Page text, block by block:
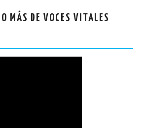
MÁS DE VOCES VITALES